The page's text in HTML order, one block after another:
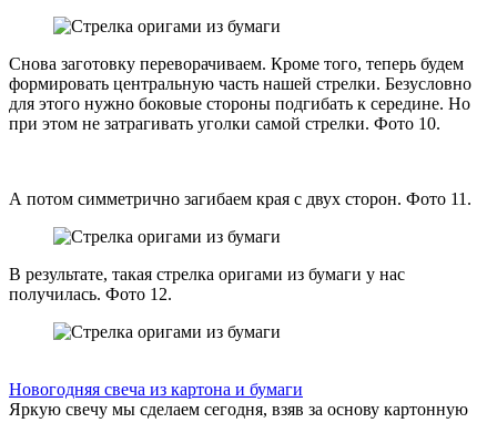
Снова заготовку переворачиваем. Кроме того, теперь будем
формировать центральную часть нашей стрелки. Безусловно
для этого нужно боковые стороны подгибать к середине. Но
при этом не затрагивать уголки самой стрелки. Фото 10.
А потом симметрично загибаем края с двух сторон. Фото 11.
В результате, такая стрелка оригами из бумаги у нас
получилась. Фото 12.
Новогодняя свеча из картона и бумаги
Яркую свечу мы сделаем сегодня, взяв за основу картонную